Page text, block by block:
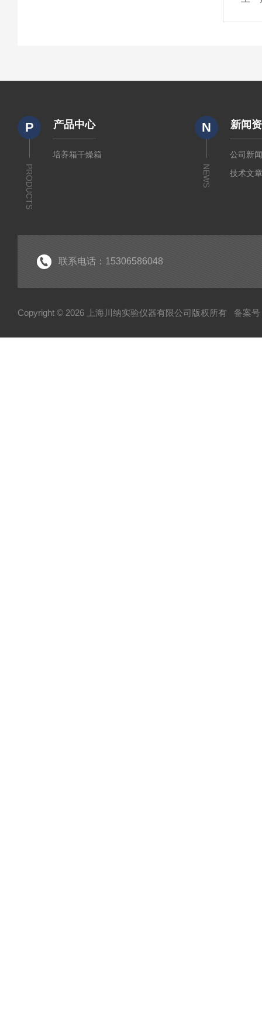
P
PRODUCTS
产品中心
培养箱干燥箱
N
NEWS
新闻
公司新
技术文
联系电话：15306586048
Copyright © 2026 上海川纳实验仪器有限公司版权所有 备案号